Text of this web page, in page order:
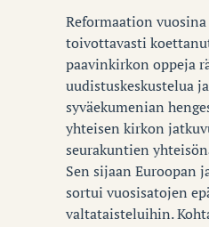
Reformaation
toivottavasti
paavinkirkon oppeja
uudistuskeskustelua
syväekumenian
yhteisen kirkon
seurakuntien
Sen sijaan Euroopan
sortui vuosisatojen
valtataisteluihin.